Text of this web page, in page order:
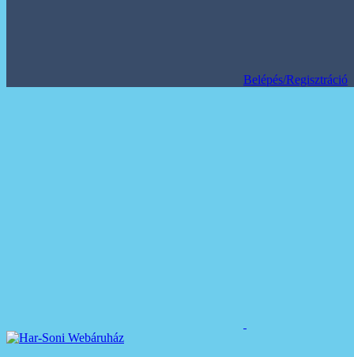
Belépés/Regisztráció